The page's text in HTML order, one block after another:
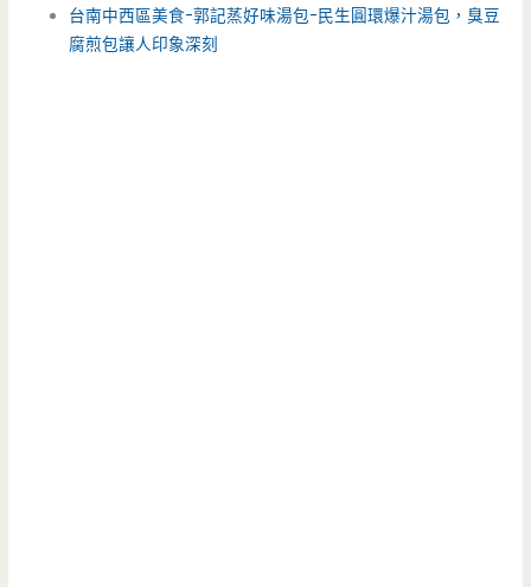
台南中西區美食-郭記蒸好味湯包-民生圓環爆汁湯包，臭豆
腐煎包讓人印象深刻